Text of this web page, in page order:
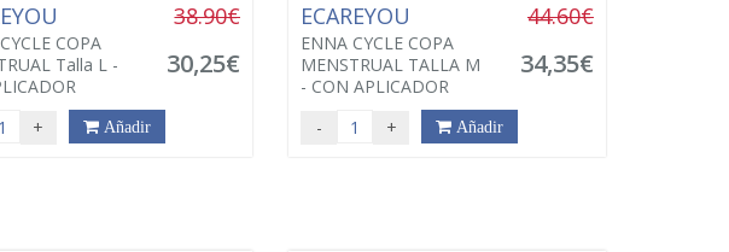
COPA
Talla L -
38.90€
30,25€
+ Añadir
ECAREYOU
ENNA CYCLE COPA
MENSTRUAL TALLA M
- CON APLICADOR
44.60€
34,35€
- + Añadir